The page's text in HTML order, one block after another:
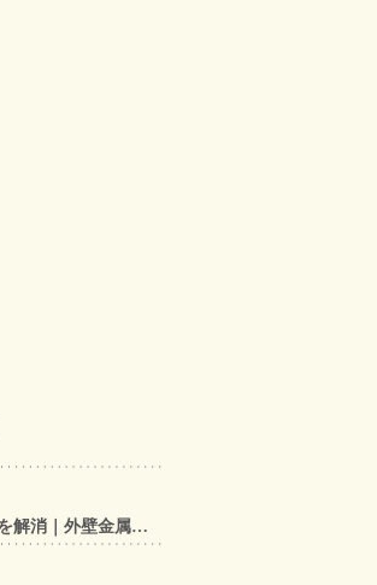
【東大阪市】アルミ笠木手すり・サッシからの雨漏りを解消｜外壁金属サイディングカバー工法